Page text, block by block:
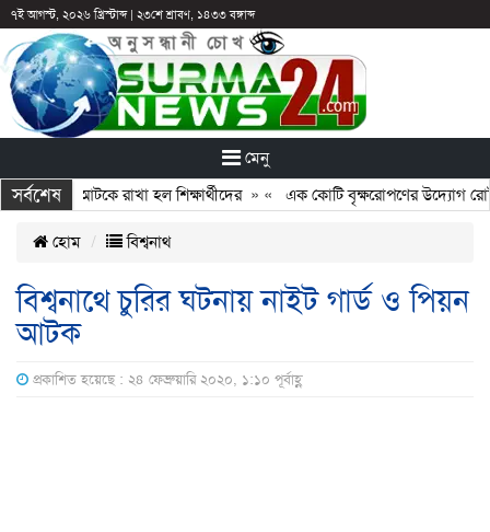
৭ই আগস্ট, ২০২৬ খ্রিস্টাব্দ| ২৩শে শ্রাবণ, ১৪৩৩ বঙ্গাব্দ
মেনু
সর্বশেষপরও আটকে রাখা হল শিক্ষার্থীদের» «এক কোটি বৃক্ষরোপণের উদ্যোগ
হোম বিশ্বনাথ
বিশ্বনাথে চুরির ঘটনায় নাইট গার্ড ও পিয়ন
আটক
প্রকাশিত হয়েছে : ২৪ ফেব্রুয়ারি ২০২০, ১:১০ পূর্বাহ্ণ